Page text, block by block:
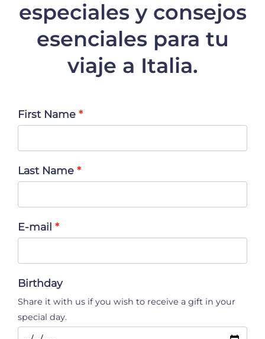
especiales y consejos
esenciales para tu
viaje a Italia.
First Name
Last Name
E-mail
Birthday
Share it with us if you wish to receive a gift in your
special day.